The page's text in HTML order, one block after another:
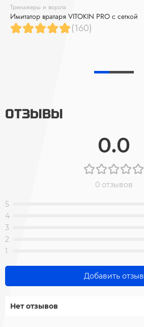
Тренажеры и ворота
Имитатор вратаря VITOKIN PRO с сеткой
(160)
ОТЗЫВЫ
0.0
0 отзывов
5
4
3
2
1
Добавить отзыв
Нет отзывов